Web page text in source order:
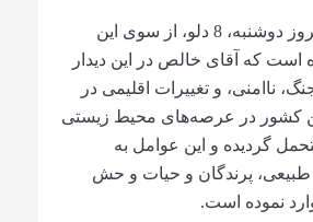
در خبرنامه‌ای که امروز دوشنبه، 8 دلو، از سوی این
است که آقای خالص در این دیدار
سال جنگ، ناامنی، و تغییرات اقلیمی در
کشور در عرصه‌های محیط زیستی
گردیده و این عوامل به
پرندگان و حیات و حش
نموده است.